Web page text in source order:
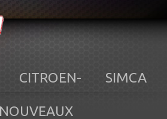
CITROEN- SIMCA
NOUVEAUX